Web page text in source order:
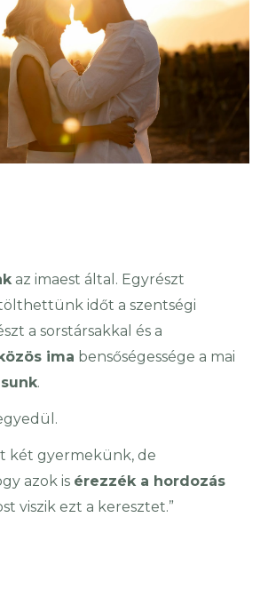
az imaest által. Egyrészt
időt a szentségi
a sorstársakkal és a
ima bensőségessége a mai
.
két gyermekünk, de
azok is érezzék a hordozás
viszik ezt a keresztet.”